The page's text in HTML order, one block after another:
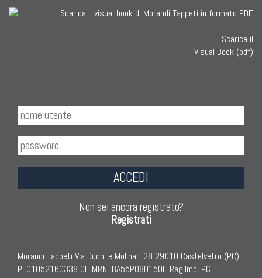
Scarica il
Visual Book (pdf)
ACCEDI
Non sei ancora registrato?
Registrati
Morandi Tappeti Via Duchi e Molinari 28 29010 Castelvetro (PC)
PI 01052160338 CF MRNFBA55P08D150F Reg.Imp. PC